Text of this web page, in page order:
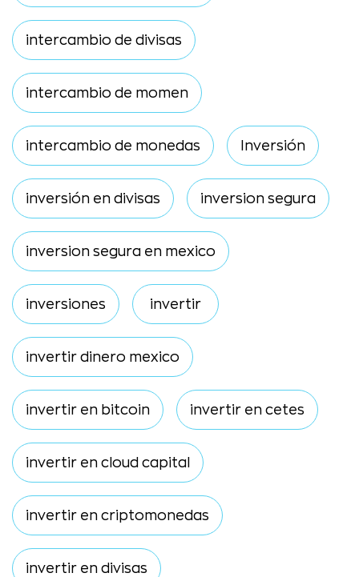
intercambio de divisas
intercambio de momen
intercambio de monedas Inversión
inversión en divisas inversion segura
inversion segura en mexico
inversiones invertir
invertir dinero mexico
invertir en bitcoin invertir en cetes
invertir en cloud capital
invertir en criptomonedas
invertir en divisas